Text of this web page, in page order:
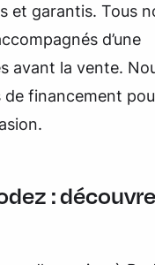
et garantis. Tous
d’une
avant la vente.
de financement
: